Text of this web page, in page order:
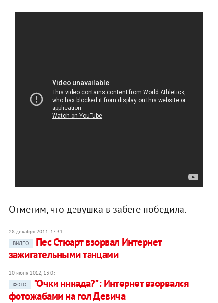
Отметим, что девушка в забеге победила.
28 декабря 2011, 17:31
ВИДЕО
Пес Стюарт взорвал Интернет
зажигательными танцами
20 июня 2012, 13:05
ФОТО
"Очки нннада?": Интернет взорвался
фотожабами на гол Девича